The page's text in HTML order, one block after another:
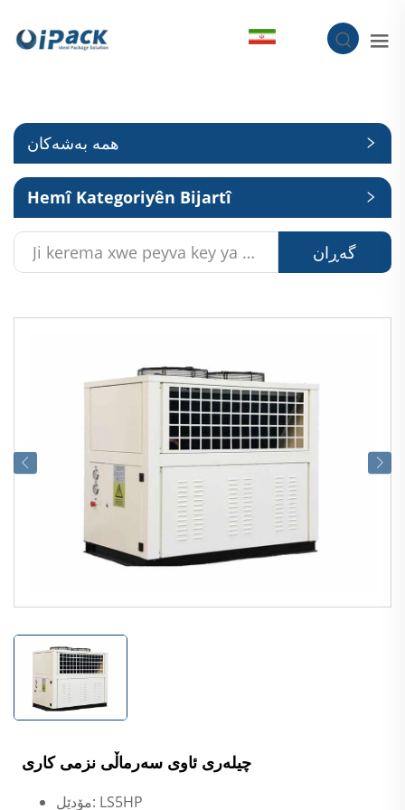
همە بەشەکان
Hemî Kategoriyên Bijartî
گەڕان
چیلەری ئاوی سەرماڵی نزمی کاری
مۆدێل: LS5HP